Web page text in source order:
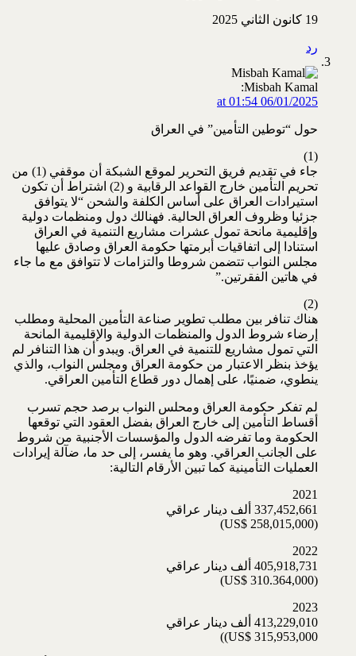
19 كانون الثاني 2025
رد
Misbah Kamal:
06/01/2025 at 01:54
حول “توطين التأمين” في العراق
(1)
جاء في تقديم فريق التحرير لموقع الشبكة أن موقفي (1) من
تحريم التأمين خارج القواعد الرقابية و (2) اشتراط أن تكون
استيرادات العراق على أساس الكلفة والشحن “لا يتوافق
جزئيا وظروف العراق الحالية. فهنالك دول ومنظمات دولية
وإقليمية مانحة تمول عشرات مشاريع التنمية في العراق
استنادا إلى اتفاقيات أبرمتها حكومة العراق وصادق عليها
مجلس النواب تتضمن شروطا والتزامات لا تتوافق مع ما جاء
في هاتين الفقرتين.”
(2)
هناك تنافر بين مطلب تطوير صناعة التأمين المحلية ومطلب
إرضاء شروط الدول والمنظمات الدولية والإقليمية المانحة
التي تمول مشاريع للتنمية في العراق. ويبدو أن هذا التنافر لم
يؤخذ بنظر الاعتبار من حكومة العراق ومجلس النواب، والذي
ينطوي، ضمنيًا، على إهمال دور قطاع التأمين العراقي.
لم تفكر حكومة العراق ومحلس النواب برصد حجم تسرب
أقساط التأمين إلى خارج العراق بفضل العقود التي توقعها
الحكومة وما تفرضه الدول والمؤسسات الأجنبية من شروط
على الجانب العراقي. وهو ما يفسر، إلى حد ما، ضآلة إيرادات
العمليات التأمينية كما تبين الأرقام التالية:
2021
337,452,661 ألف دينار عراقي
(US$ 258,015,000)
2022
405,918,731 ألف دينار عراقي
(US$ 310.364,000)
2023
413,229,010 ألف دينار عراقي
US$ 315,953,000))